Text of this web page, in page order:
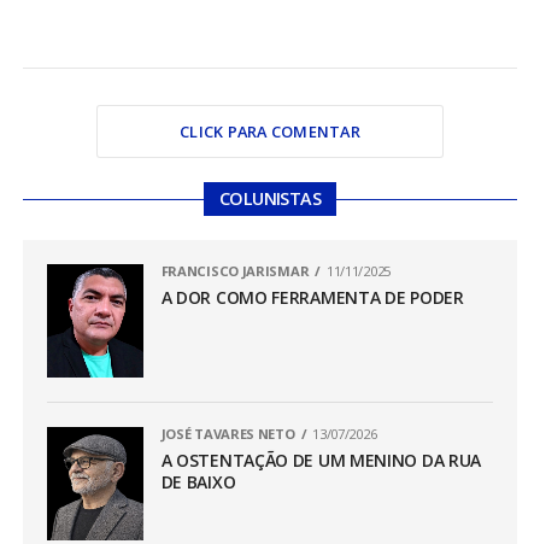
CLICK PARA COMENTAR
COLUNISTAS
FRANCISCO JARISMAR 11/11/2025
A DOR COMO FERRAMENTA DE PODER
JOSÉ TAVARES NETO 13/07/2026
A OSTENTAÇÃO DE UM MENINO DA RUA
DE BAIXO